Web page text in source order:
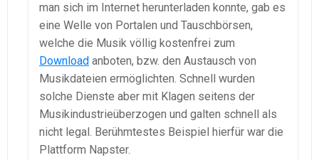
man sich im Internet herunterladen konnte, gab es
eine Welle von Portalen und Tauschbörsen,
welche die Musik völlig kostenfrei zum
Download anboten, bzw. den Austausch von
Musikdateien ermöglichten. Schnell wurden
solche Dienste aber mit Klagen seitens der
Musikindustrieüberzogen und galten schnell als
nicht legal. Berühmtestes Beispiel hierfür war die
Plattform Napster.